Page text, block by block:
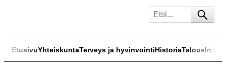
EtusivuYhteiskuntaTerveys ja hyvinvointiHistoriaTalousIn